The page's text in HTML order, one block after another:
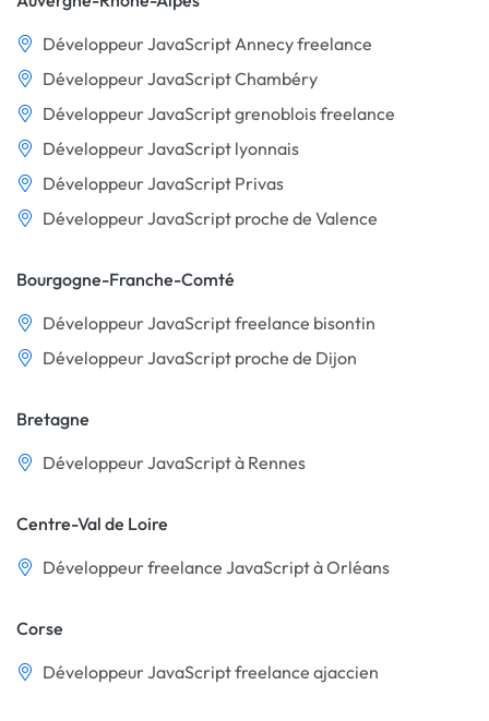
Développeur JavaScript Annecy freelance
Développeur JavaScript Chambéry
Développeur JavaScript grenoblois freelance
Développeur JavaScript lyonnais
Développeur JavaScript Privas
Développeur JavaScript proche de Valence
Bourgogne-Franche-Comté
Développeur JavaScript freelance bisontin
Développeur JavaScript proche de Dijon
Bretagne
Développeur JavaScript à Rennes
Centre-Val de Loire
Développeur freelance JavaScript à Orléans
Corse
Développeur JavaScript freelance ajaccien